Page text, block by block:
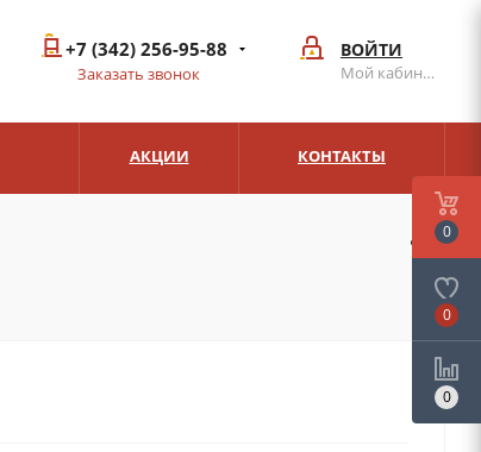
ВОЙТИ
Мой кабинет
+7 (342) 256-95-88
Заказать звонок
АКЦИИ КОНТАКТЫ
0
0
0